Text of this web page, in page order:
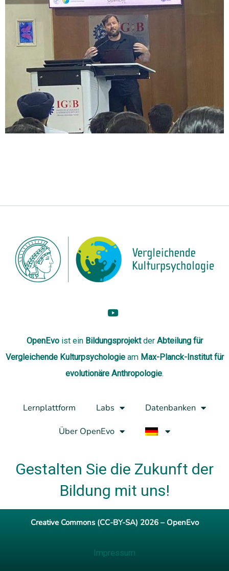
OpenEvo ist ein Bildungsprojekt der Abteilung für
Vergleichende Kulturpsychologieam Max-Planck-Institut für
evolutionäre Anthropologie.
Lernplattform Labs
Datenbanken
Über OpenEvo
Gestalten Sie die Zukunft der
Bildung mit uns!
Creative Commons (CC-BY-SA) 2026 – OpenEvo
Impressum